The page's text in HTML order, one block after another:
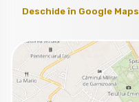
Deschide în Google Maps